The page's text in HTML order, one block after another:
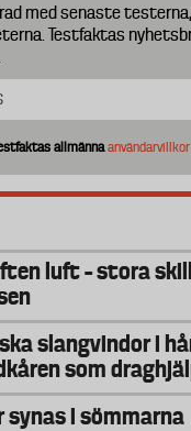
med senaste
Testfaktas
allmännaanvändarvillkor
luft – stora
slangvindor i
som
synas i sömmarna